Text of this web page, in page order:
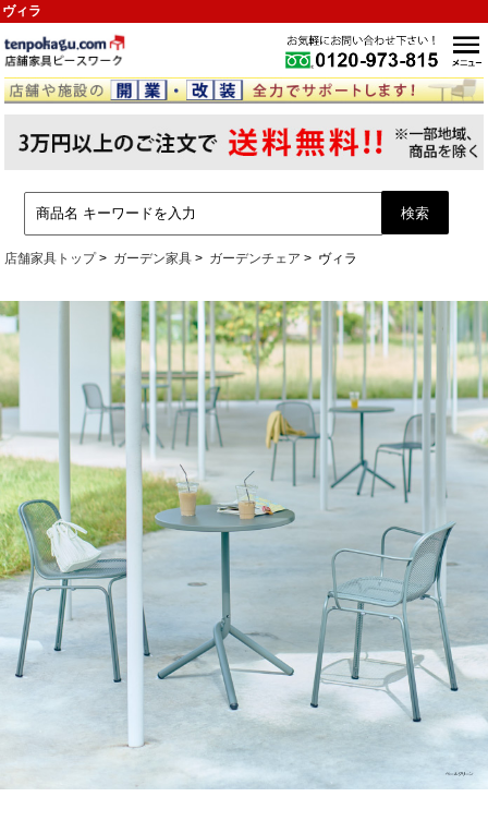
ヴィラ
店舗家具トップ ガーデン家具 ガーデンチェア ヴィラ